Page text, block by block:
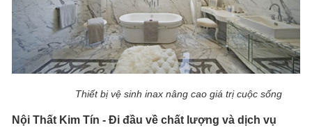
Thiết bị vệ sinh inax nâng cao giá trị cuộc sống
Nội Thất Kim Tín - Đi đầu về chất lượng và dịch vụ